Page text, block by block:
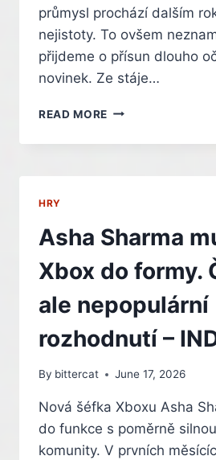
průmysl prochází dalším
nejistoty. To ovšem
přijdeme o přísun dlouho
novinek. Ze stáje…
READ MORE CO
XBOX:
MAJÍ
STUDIA
MICROSOFTU
NAŠLÁPNUTO
SILNÝ
ROK
HRY
Asha Sharma
Xbox do formy.
ale nepopulární
rozhodnutí –
By bittercat June 17, 2026
Nová šéfka Xboxu Asha
do funkce s poměrně
komunity. V prvních